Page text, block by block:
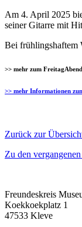
Am 4. April 2025
seiner Gitarre mit
Bei frühlingshaftem
>> mehr zum
>> mehr Informationen
Zurück zur
Zu den
Freundeskreis
Koekkoekplatz 1
47533 Kleve